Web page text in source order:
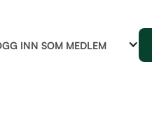
INN SOM MEDLEM